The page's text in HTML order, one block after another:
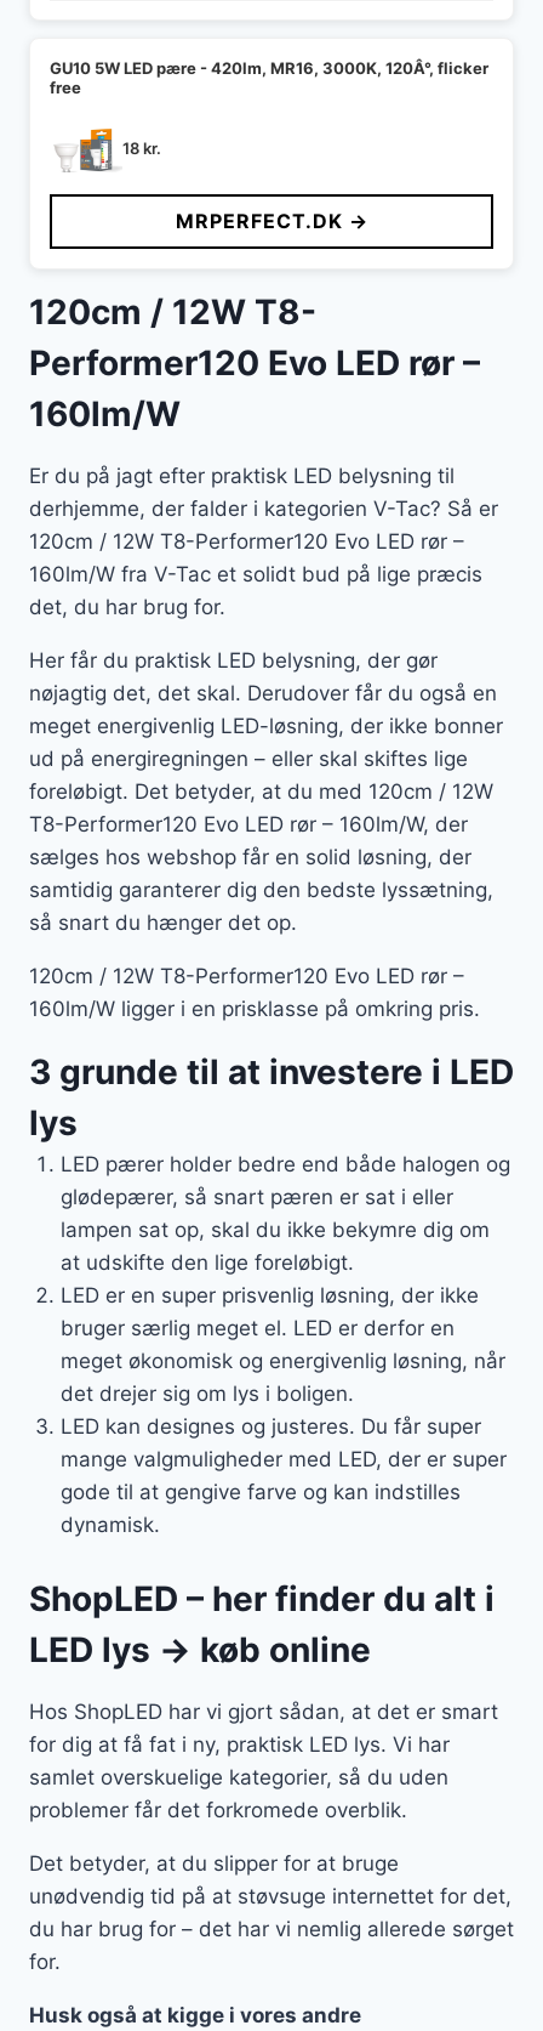
GU10 5W LED pære - 420lm, MR16, 3000K, 120Â°, flicker
free
18kr.
MRPERFECT.DK →
120cm / 12W T8-
Performer120 Evo LED rør –
160lm/W
Er du på jagt efter praktisk LED belysning til
derhjemme, der falder i kategorien V-Tac? Så er
120cm / 12W T8-Performer120 Evo LED rør –
160lm/W fra V-Tac et solidt bud på lige præcis
det, du har brug for.
Her får du praktisk LED belysning, der gør
nøjagtig det, det skal. Derudover får du også en
meget energivenlig LED-løsning, der ikke bonner
ud på energiregningen – eller skal skiftes lige
foreløbigt. Det betyder, at du med 120cm / 12W
T8-Performer120 Evo LED rør – 160lm/W, der
sælges hos webshop får en solid løsning, der
samtidig garanterer dig den bedste lyssætning,
så snart du hænger det op.
120cm / 12W T8-Performer120 Evo LED rør –
160lm/W ligger i en prisklasse på omkring pris.
3 grunde til at investere i LED
lys
LED pærer holder bedre end både halogen og
glødepærer, så snart pæren er sat i eller
lampen sat op, skal du ikke bekymre dig om
at udskifte den lige foreløbigt.
LED er en super prisvenlig løsning, der ikke
bruger særlig meget el. LED er derfor en
meget økonomisk og energivenlig løsning, når
det drejer sig om lys i boligen.
LED kan designes og justeres. Du får super
mange valgmuligheder med LED, der er super
gode til at gengive farve og kan indstilles
dynamisk.
ShopLED – her finder du alt i
LED lys → køb online
Hos ShopLED har vi gjort sådan, at det er smart
for dig at få fat i ny, praktisk LED lys. Vi har
samlet overskuelige kategorier, så du uden
problemer får det forkromede overblik.
Det betyder, at du slipper for at bruge
unødvendig tid på at støvsuge internettet for det,
du har brug for – det har vi nemlig allerede sørget
for.
Husk også at kigge i vores andre